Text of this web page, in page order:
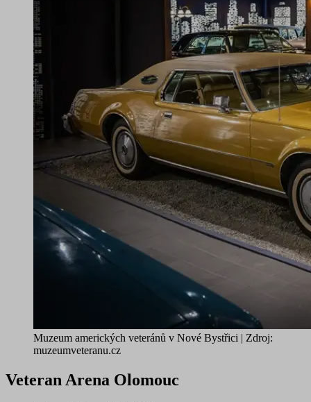
Muzeum amerických veteránů v Nové Bystřici | Zdroj:
muzeumveteranu.cz
Veteran Arena Olomouc